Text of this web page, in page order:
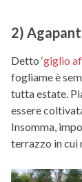
2)
Detto ‘giglio
fogliame è
tutta estate.
essere
Insomma,
terrazzo in cui